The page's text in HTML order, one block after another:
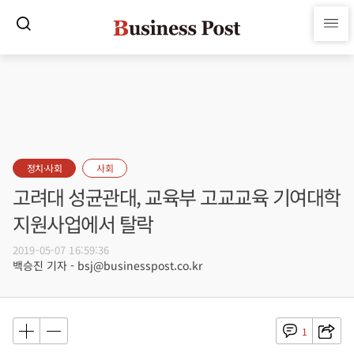
정치·사회 사회
고려대 성균관대, 교육부 고교교육 기여대학
지원사업에서 탈락
2019-05-07 16:59:36
백승진 기자 - bsj@businesspost.co.kr
1